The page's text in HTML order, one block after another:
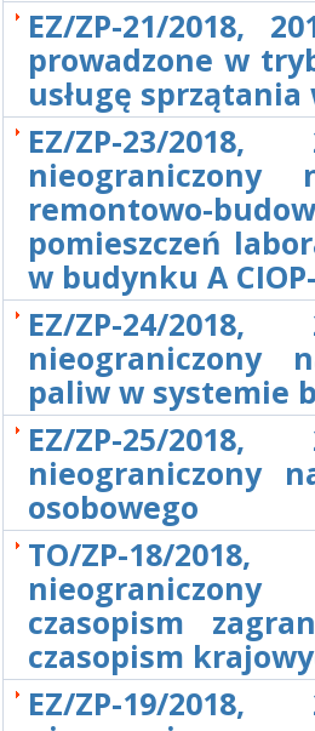
EZ/ZP-21/2018,
prowadzone w
usługę
EZ/ZP-23/2018,
remontowo-
pomieszczeń
w budynku A
EZ/ZP-24/2018,
nieograniczony
paliw w systemie
EZ/ZP-25/2018,
nieograniczony
osobowego
TO/ZP-18/
czasopism
czasopism
EZ/ZP-19/2018,